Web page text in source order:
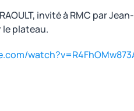
invité à RMC par
plateau.